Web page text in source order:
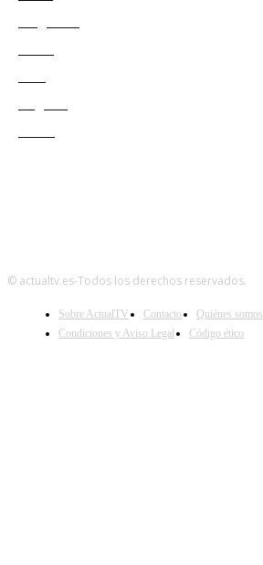
© actualtv.es-Todos los derechos reservados.
Sobre ActualTV Contacto
Quiénes somos
Condiciones y Aviso Legal
Código ético